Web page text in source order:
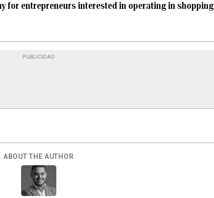
for entrepreneurs interested in operating in shopping
PUBLICIDAD
ABOUT THE AUTHOR